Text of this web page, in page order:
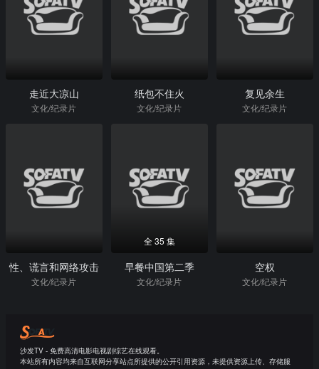
走近大凉山
文化/纪录片
纸包不住火
文化/纪录片
复见余生
文化/纪录片
性、谎言和网络攻击
文化/纪录片
全 35 集
早餐中国第二季
文化/纪录片
空权
文化/纪录片
沙发TV - 免费高清电影电视剧综艺在线观看。
本站所有内容均来自互联网分享站点所提供的公开引用资源，未提供资源上传、存储服